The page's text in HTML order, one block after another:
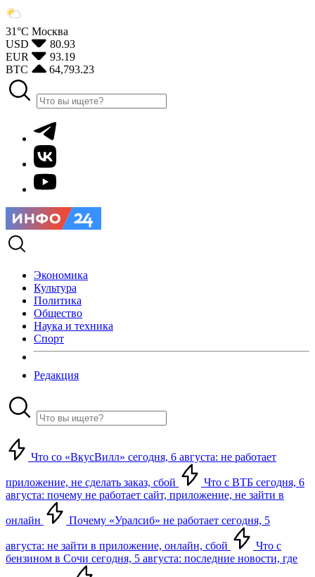
31°С Москва
USD
80.93
EUR
93.19
BTC
64,793.23
Экономика
Культура
Политика
Общество
Наука и техника
Спорт
Редакция
Что со «ВкусВилл» сегодня, 6 августа: не работает
приложение, не сделать заказ, сбой
Что с ВТБ сегодня, 6
августа: почему не работает сайт, приложение, не зайти в
онлайн Почему «Уралсиб» не работает сегодня, 5
августа: не зайти в приложение, онлайн, сбой
Что с
бензином в Сочи сегодня, 5 августа: последние новости, где